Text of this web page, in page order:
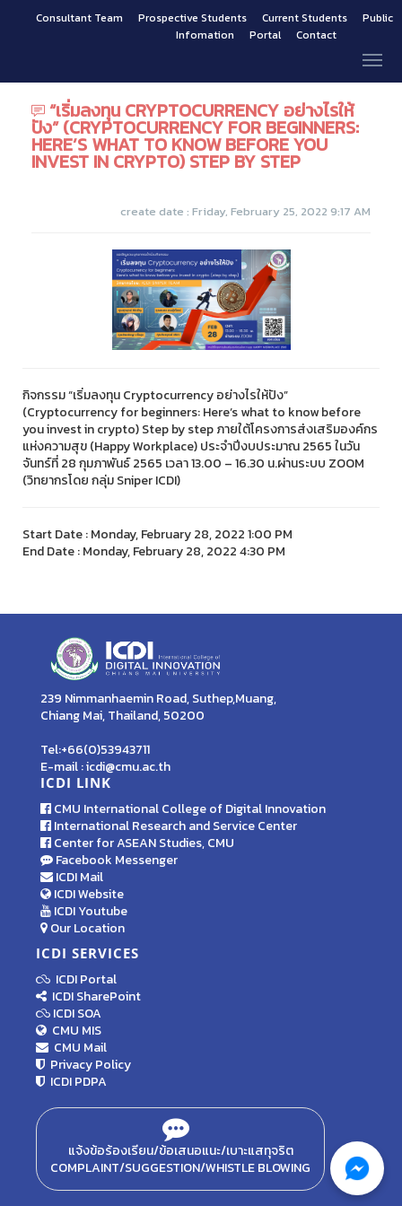
Consultant Team Prospective Students Current Students
Public
Infomation
Portal Contact
“เริ่มลงทุน CRYPTOCURRENCY อย่างไรให้
ปัง” (CRYPTOCURRENCY FOR BEGINNERS:
HERE’S WHAT TO KNOW BEFORE YOU
INVEST IN CRYPTO) STEP BY STEP
create date : Friday, February 25, 2022 9:17 AM
กิจกรรม “เริ่มลงทุน Cryptocurrency อย่างไรให้ปัง”
(Cryptocurrency for beginners: Here’s what to know before
you invest in crypto) Step by step ภายใต้โครงการส่งเสริมองค์กร
แห่งความสุข (Happy Workplace) ประจำปีงบประมาณ 2565 ในวัน
จันทร์ที่ 28 กุมภาพันธ์ 2565 เวลา 13.00 – 16.30 น.ผ่านระบบ ZOOM
(วิทยากรโดย กลุ่ม Sniper ICDI)
Start Date : Monday, February 28, 2022 1:00 PM
End Date : Monday, February 28, 2022 4:30 PM
239 Nimmanhaemin Road, Suthep,Muang,
Chiang Mai, Thailand, 50200
Tel:+66(0)53943711
E-mail : icdi@cmu.ac.th
ICDI LINK
CMU International College of Digital Innovation
International Research and Service Center
Center for ASEAN Studies, CMU
Facebook Messenger
ICDI Mail
ICDI Website
ICDI Youtube
Our Location
ICDI SERVICES
ICDI Portal
ICDI SharePoint
ICDI SOA
CMU MIS
CMU Mail
Privacy Policy
ICDI PDPA
แจ้งข้อร้องเรียน/ข้อเสนอแนะ/เบาะแสทุจริต
COMPLAINT/SUGGESTION/WHISTLE BLOWING